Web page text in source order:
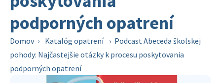
podporných opatrení
Domov › Katalóg opatrení › Podcast Abeceda školskej
pohody: Najčastejšie otázky k procesu poskytovania
podporných opatrení